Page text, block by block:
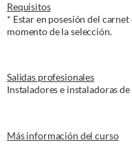
Requisitos
* Estar en posesión del
momento de la selección.
Salidas profesionales
Instaladores e instaladoras
Más información del curso